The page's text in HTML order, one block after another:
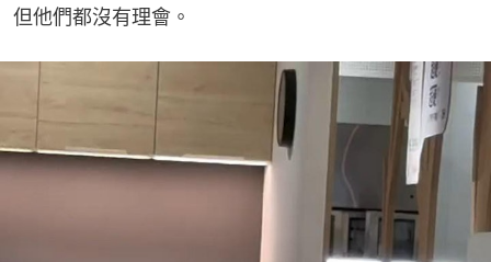
但他們都沒有理會。